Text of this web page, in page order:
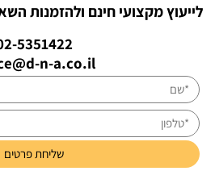
לייעוץ מקצועי חינם ולהזמנות
5351422
n-a.co.il